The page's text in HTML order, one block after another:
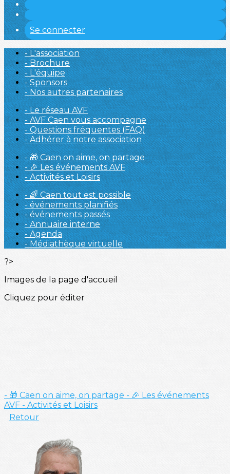
Se connecter
- L'association
- Brochure
- L'équipe
- Sponsors
- Nos autres partenaires
- Le réseau AVF
- AVF Caen vous accompagne
- Questions fréquentes (FAQ)
- Adhérer à notre association
- 🎁 Caen on aime, on partage
- 🎉 Les événements AVF
- Activités et Loisirs
- 🌈 Caen tout est possible
- événements planifiés
- événements passés
- Annuaire interne
- Agenda
- Médiathèque virtuelle
?>
Images de la page d'accueil
Cliquez pour éditer
- 🎁 Caen on aime, on partage - 🎉 Les événements
AVF - Activités et Loisirs
Retour